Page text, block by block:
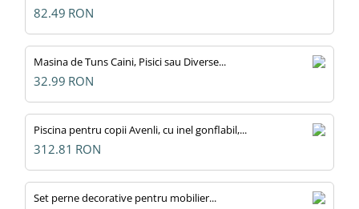
82.49 RON
Masina de Tuns Caini, Pisici sau Diverse...
32.99 RON
Piscina pentru copii Avenli, cu inel gonflabil,...
312.81 RON
Set perne decorative pentru mobilier...